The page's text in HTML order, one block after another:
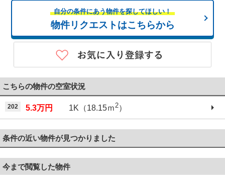
自分の条件にあう物件を探してほしい！
物件リクエストはこちらから
こちらの物件の空室状況
202 5.3万円 1K（18.15ｍ 2）
条件の近い物件が見つかりました
今まで閲覧した物件